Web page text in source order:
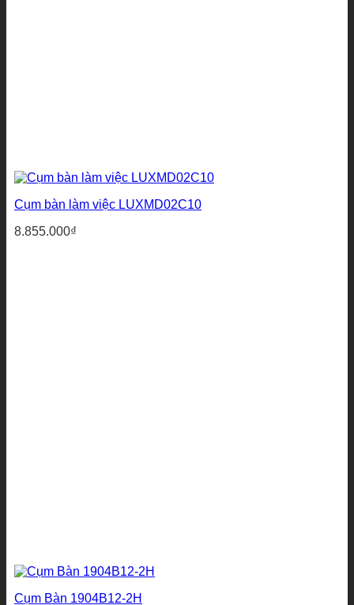
Cụm bàn làm việc LUXMD02C10
8.855.000₫
Cụm Bàn 1904B12-2H